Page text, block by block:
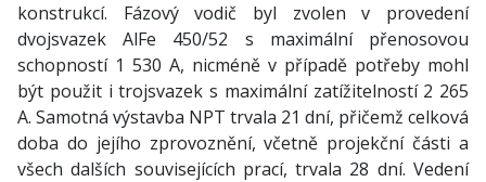
konstrukcí. Fázový vodič byl zvolen v provedení
dvojsvazek AlFe 450/52 s maximální přenosovou
schopností 1 530 A, nicméně v případě potřeby mohl
být použit i trojsvazek s maximální zatížitelností 2 265
A. Samotná výstavba NPT trvala 21 dní, přičemž celková
doba do jejího zprovoznění, včetně projekční části a
všech dalších souvisejících prací, trvala 28 dní. Vedení